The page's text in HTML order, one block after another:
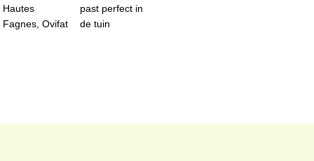
Hautes
Fagnes, Ovifat
past perfect in
de tuin